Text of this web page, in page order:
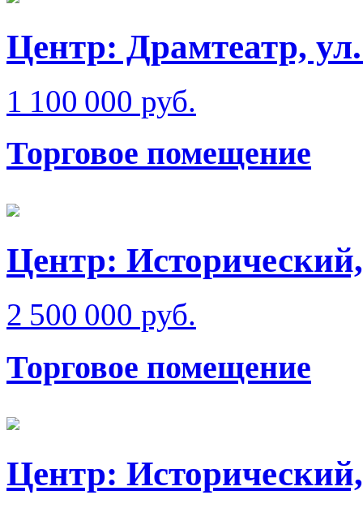
Центр: Драмтеатр,
1 100 000 руб.
Торговое помещение
Центр:
2 500 000 руб.
Торговое помещение
Центр: